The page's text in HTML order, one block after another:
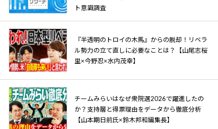
ト意識調査
『半透明のトロイの木馬』からの脱却！リベラ
ル勢力の立て直しに必要なことは？【山尾志桜
里×今野忍×水内茂幸】
チームみらいはなぜ衆院選2026で躍進したの
か？支持層と得票理由をデータから徹底分析
【山本期日前氏×鈴木邦和編集長】